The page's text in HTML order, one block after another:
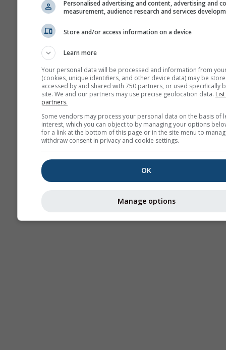
GPX
Stueve &
Personalised advertising and content, advertising and
measurement, audience research and services
Store and/or access information on a device
Learn more
Your personal data will be processed and information from
(cookies, unique identifiers, and other device data) may be
accessed by and shared with 750 partners, or used specifically
site. We and our partners may use precise geolocation data.
partners.
Some vendors may process your personal data on the basis of
interest, which you can object to by managing your options
for a link at the bottom of this page or in the site menu to
withdraw consent in privacy and cookie settings.
OK
Manage options